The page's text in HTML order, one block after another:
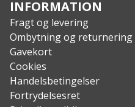
Medfølger: Aftagelige og
INFORMATION
Fragt og levering
Ombytning og returnering
Gavekort
Cookies
Handelsbetingelser
Fortrydelsesret